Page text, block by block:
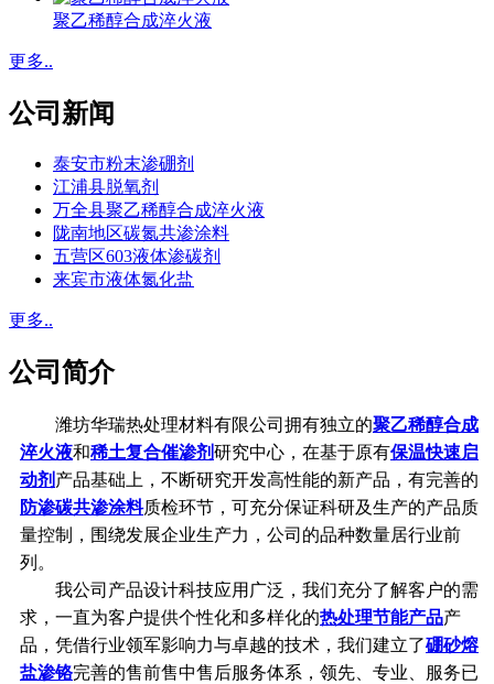
聚乙稀醇合成淬火液
更多..
公司新闻
泰安市粉末渗硼剂
江浦县脱氧剂
万全县聚乙稀醇合成淬火液
陇南地区碳氮共渗涂料
五营区603液体渗碳剂
来宾市液体氮化盐
更多..
公司简介
潍坊华瑞热处理材料有限公司拥有独立的聚乙稀醇合成
淬火液和稀土复合催渗剂研究中心，在基于原有保温快速启
动剂 产品基础上，不断研究开发高性能的新产品，有完善的
防渗碳共渗涂料质检环节，可充分保证科研及生产的产品质
量控制，围绕发展企业生产力，公司的品种数量居行业前
列。
我公司产品设计科技应用广泛，我们充分了解客户的需
求，一直为客户提供个性化和多样化的热处理节能产品产
品，凭借行业领军影响力与卓越的技术，我们建立了硼砂熔
盐渗铬完善的售前售中售后服务体系，领先、专业、服务已